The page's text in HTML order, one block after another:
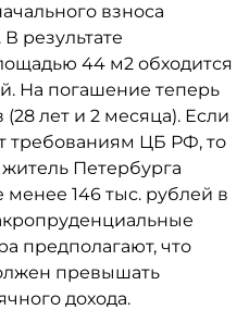
взноса
результате
44 м2 обходится
На погашение теперь
лет и 2 месяца). Если
требованиям ЦБ РФ, то
Петербурга
146 тыс. рублей в
предполагают, что
превышать
дохода.